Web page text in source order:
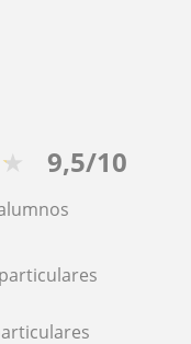
9,5/10